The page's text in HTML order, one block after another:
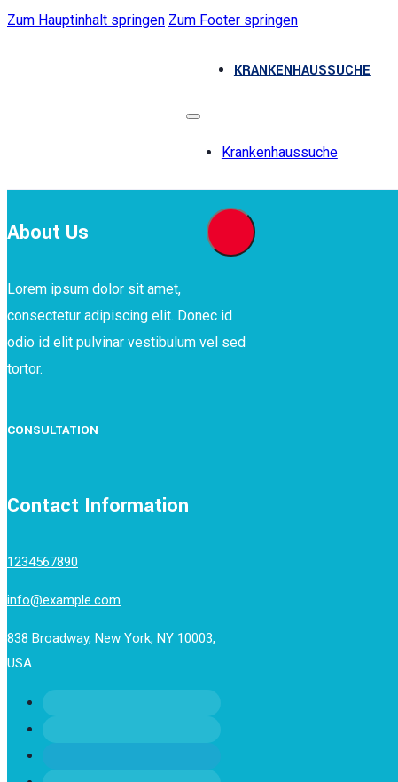
Zum Hauptinhalt springen Zum Footer springen
KRANKENHAUSSUCHE
Krankenhaussuche
About Us
Lorem ipsum dolor sit amet,
consectetur adipiscing elit. Donec id
odio id elit pulvinar vestibulum vel sed
tortor.
CONSULTATION
Contact Information
1234567890
info@example.com
838 Broadway, New York, NY 10003,
USA